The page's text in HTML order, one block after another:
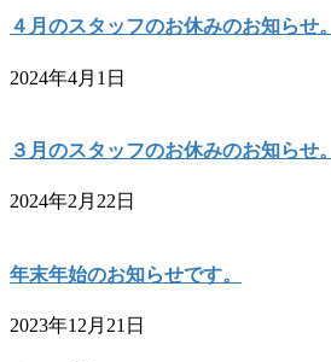
４月のスタッフのお休みのお知らせ。
2024年4月1日
３月のスタッフのお休みのお知らせ。
2024年2月22日
年末年始のお知らせです。
2023年12月21日